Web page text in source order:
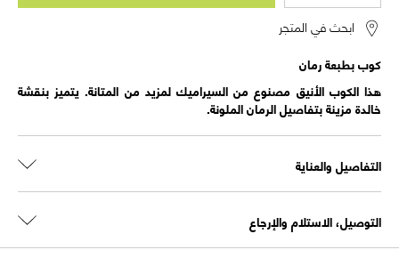
ابحث في المتجر
كوب بطبعة رمان
هذا الكوب الأنيق مصنوع من السيراميك لمزيد من المتانة. يتميز بنقشة
خالدة مزينة بتفاصيل الرمان الملونة.
التفاصيل والعناية
التوصيل، الاستلام والإرجاع